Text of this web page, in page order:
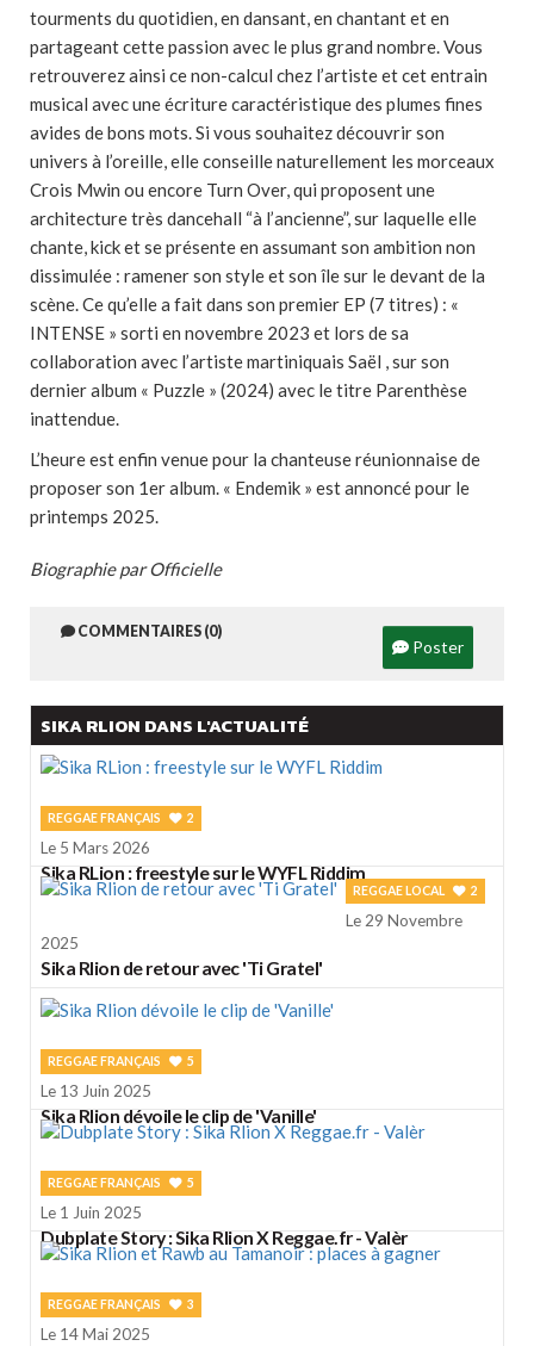
tourments du quotidien, en dansant, en chantant et en
partageant cette passion avec le plus grand nombre. Vous
retrouverez ainsi ce non-calcul chez l’artiste et cet entrain
musical avec une écriture caractéristique des plumes fines
avides de bons mots. Si vous souhaitez découvrir son
univers à l’oreille, elle conseille naturellement les morceaux
Crois Mwin ou encore Turn Over, qui proposent une
architecture très dancehall “à l’ancienne”, sur laquelle elle
chante, kick et se présente en assumant son ambition non
dissimulée : ramener son style et son île sur le devant de la
scène. Ce qu’elle a fait dans son premier EP (7 titres) : «
INTENSE » sorti en novembre 2023 et lors de sa
collaboration avec l’artiste martiniquais Saël , sur son
dernier album « Puzzle » (2024) avec le titre Parenthèse
inattendue.
L’heure est enfin venue pour la chanteuse réunionnaise de
proposer son 1er album. « Endemik » est annoncé pour le
printemps 2025.
Biographie par Officielle
COMMENTAIRES (0)
Poster
SIKA RLION DANS L'ACTUALITÉ
REGGAE FRANÇAIS 2
Le 5 Mars 2026
Sika RLion : freestyle sur le WYFL Riddim
REGGAE LOCAL 2
Le 29 Novembre
2025
Sika Rlion de retour avec 'Ti Gratel'
REGGAE FRANÇAIS 5
Le 13 Juin 2025
Sika Rlion dévoile le clip de 'Vanille'
REGGAE FRANÇAIS 5
Le 1 Juin 2025
Dubplate Story : Sika Rlion X Reggae.fr - Valèr
REGGAE FRANÇAIS 3
Le 14 Mai 2025